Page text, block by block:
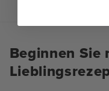
Beginnen Sie